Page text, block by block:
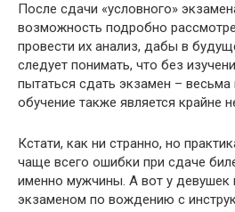
После сдачи «условного»
возможность подробно
провести их анализ, дабы в
следует понимать, что без
пытаться сдать экзамен – весьма
обучение также является крайне
Кстати, как ни странно, но
чаще всего ошибки при сдаче
именно мужчины. А вот у
экзаменом по вождению с